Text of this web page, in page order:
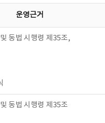
운영근거
동법 시행령 제35조,
동법 시행령 제35조